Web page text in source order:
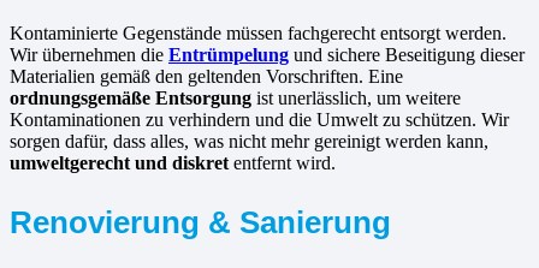
Kontaminierte Gegenstände müssen fachgerecht entsorgt werden.
Wir übernehmen die Entrümpelung und sichere Beseitigung dieser
Materialien gemäß den geltenden Vorschriften. Eine
ordnungsgemäße Entsorgung ist unerlässlich, um weitere
Kontaminationen zu verhindern und die Umwelt zu schützen. Wir
sorgen dafür, dass alles, was nicht mehr gereinigt werden kann,
umweltgerecht und diskret entfernt wird.
Renovierung & Sanierung